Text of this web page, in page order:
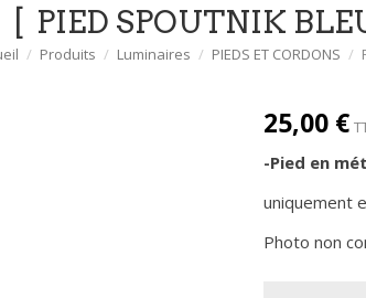
PIED SPOUTNIK
Produits Luminaires PIEDS ET CORDONS
25,00 €
-Pied en
uniquement
Photo non